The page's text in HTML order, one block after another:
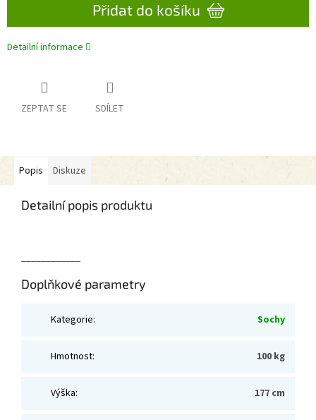
Přidat do košíku
Detailní informace
ZEPTAT SE SDÍLET
Popis Diskuze
Detailní popis produktu
____________
Doplňkové parametry
Kategorie: Sochy
Hmotnost: 100 kg
Výška: 177 cm